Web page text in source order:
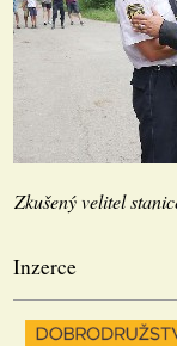
Zkušený velitel
Inzerce